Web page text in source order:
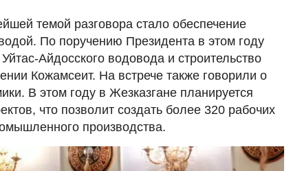
темой разговора стало обеспечение
По поручению Президента в этом году
Айдосского водовода и строительство
Кожамсеит. На встрече также говорили о
В этом году в Жезказгане планируется
что позволит создать более 320 рабочих
производства.